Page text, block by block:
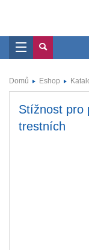
Domů Eshop
Stížnost pro
trestních